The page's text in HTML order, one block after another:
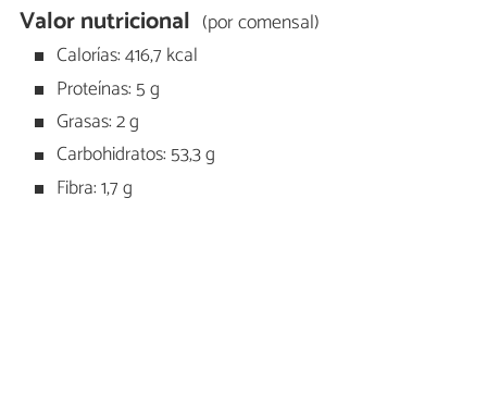
Valor nutricional (por comensal)
Calorías: 416,7 kcal
Proteínas: 5 g
Grasas: 2 g
Carbohidratos: 53,3 g
Fibra: 1,7 g